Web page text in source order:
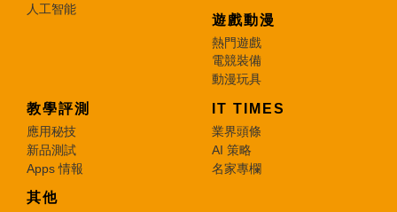
人工智能
遊戲動漫
熱門遊戲
電競裝備
動漫玩具
教學評測
應用秘技
新品測試
Apps 情報
IT TIMES
業界頭條
AI 策略
名家專欄
其他